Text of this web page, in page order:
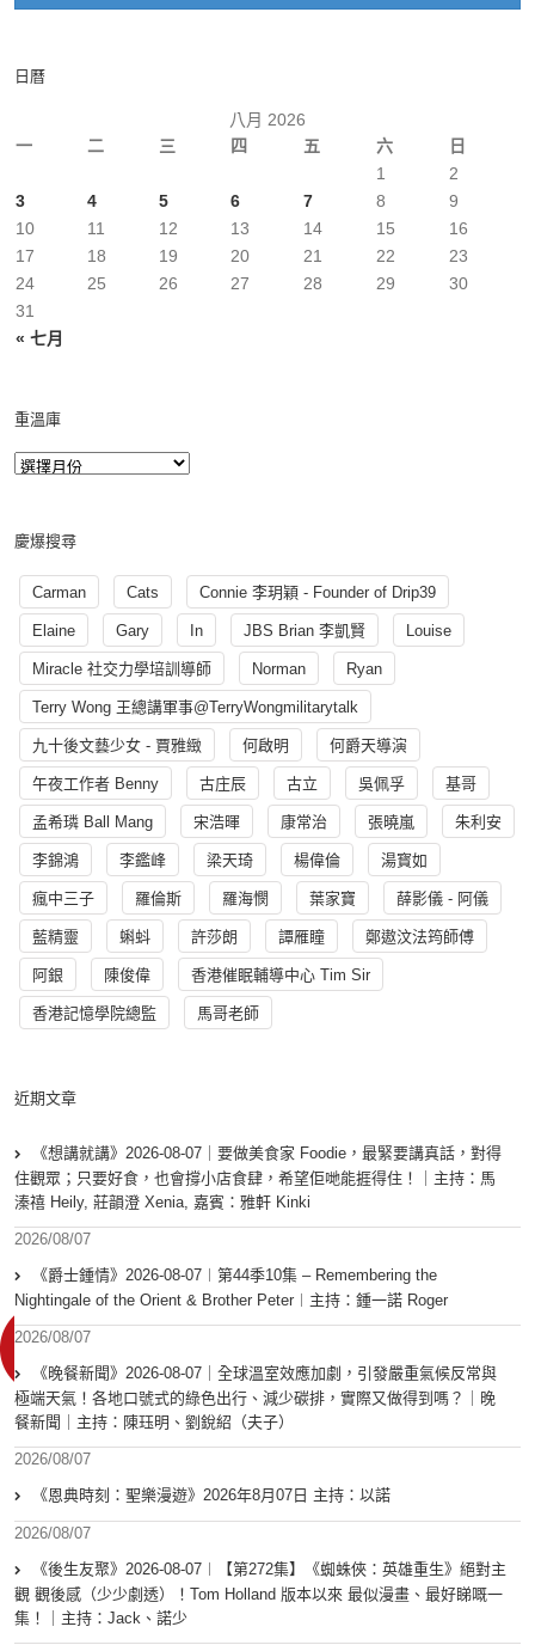
日曆
八月 2026
一
二 三 四 五 六 日
« 七月
1
2
3
4 5 6 7 8
9
10
11 12 13 14 15
16
17
18 19 20 21 22
23
24
25 26 27 28 29
30
31
重溫庫
慶爆搜尋
Carman Cats Connie 李玥穎 - Founder of Drip39
Elaine Gary In JBS Brian 李凱賢 Louise
Miracle 社交力學培訓導師 Norman Ryan
Terry Wong 王總講軍事@TerryWongmilitarytalk
九十後文藝少女 - 賈雅緻 何啟明 何爵天導演
午夜工作者 Benny 古庄辰 古立 吳佩孚 基哥
孟希璘 Ball Mang 宋浩暉 康常治 張曉嵐 朱利安
李錦鴻 李鑑峰 梁天琦 楊偉倫 湯寳如
瘋中三子 羅倫斯 羅海憫 葉家寶 薛影儀 - 阿儀
藍精靈 蝌蚪 許莎朗 譚雁瞳 鄭遨汶法筠師傅
阿銀 陳俊偉 香港催眠輔導中心 Tim Sir
香港記憶學院總監 馬哥老師
近期文章
《想講就講》2026-08-07｜要做美食家 Foodie，最緊要講真話，對得
住觀眾；只要好食，也會撐小店食肆，希望佢哋能捱得住！｜主持：馬
溱禧 Heily, 莊韻澄 Xenia, 嘉賓：雅軒 Kinki
2026/08/07
《爵士鍾情》2026-08-07︱第44季10集 – Remembering the
Nightingale of the Orient & Brother Peter︱主持：鍾一諾 Roger
2026/08/07
《晚餐新聞》2026-08-07｜全球溫室效應加劇，引發嚴重氣候反常與
極端天氣！各地口號式的綠色出行、減少碳排，實際又做得到嗎？｜晚
餐新聞｜主持：陳珏明、劉銳紹（夫子）
2026/08/07
《恩典時刻：聖樂漫遊》2026年8月07日 主持：以諾
2026/08/07
《後生友聚》2026-08-07︱【第272集】《蜘蛛俠：英雄重生》絕對主
觀 觀後感（少少劇透）！Tom Holland 版本以來 最似漫畫、最好睇嘅一
集！｜主持：Jack、諾少